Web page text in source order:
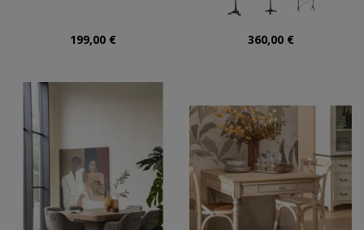
199,00 € 360,00 €